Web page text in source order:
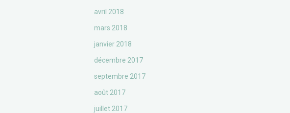
avril 2018
mars 2018
janvier 2018
décembre 2017
septembre 2017
août 2017
juillet 2017